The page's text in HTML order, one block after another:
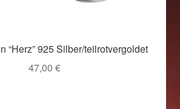
“Herz” 925 Silber/teilrotvergoldet
47,00 €